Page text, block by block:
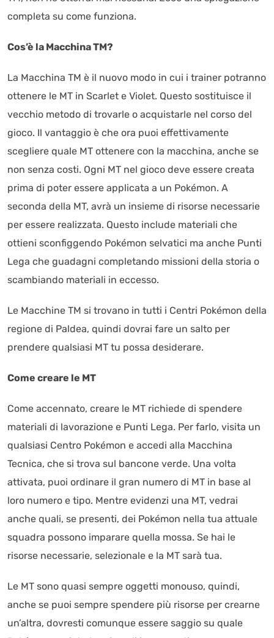
completa su come funziona.
Cos’è la Macchina TM?
La Macchina TM è il nuovo modo in cui i trainer potranno
ottenere le MT in Scarlet e Violet. Questo sostituisce il
vecchio metodo di trovarle o acquistarle nel corso del
gioco. Il vantaggio è che ora puoi effettivamente
scegliere quale MT ottenere con la macchina, anche se
non senza costi. Ogni MT nel gioco deve essere creata
prima di poter essere applicata a un Pokémon. A
seconda della MT, avrà un insieme di risorse necessarie
per essere realizzata. Questo include materiali che
ottieni sconfiggendo Pokémon selvatici ma anche Punti
Lega che guadagni completando missioni della storia o
scambiando materiali in eccesso.
Le Macchine TM si trovano in tutti i Centri Pokémon della
regione di Paldea, quindi dovrai fare un salto per
prendere qualsiasi MT tu possa desiderare.
Come creare le MT
Come accennato, creare le MT richiede di spendere
materiali di lavorazione e Punti Lega. Per farlo, visita un
qualsiasi Centro Pokémon e accedi alla Macchina
Tecnica, che si trova sul bancone verde. Una volta
attivata, puoi ordinare il gran numero di MT in base al
loro numero e tipo. Mentre evidenzi una MT, vedrai
anche quali, se presenti, dei Pokémon nella tua attuale
squadra possono imparare quella mossa. Se hai le
risorse necessarie, selezionale e la MT sarà tua.
Le MT sono quasi sempre oggetti monouso, quindi,
anche se puoi sempre spendere più risorse per crearne
un’altra, dovresti comunque essere saggio su quale